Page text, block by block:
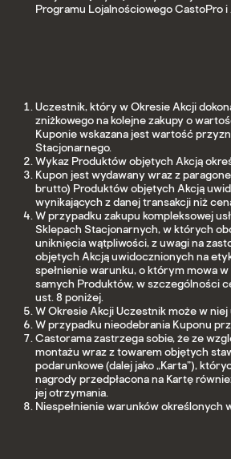
Programu Lojalnościowego CastoPro
Uczestnik, który w Okresie Akcji
zniżkowego na kolejne zakupy o
Kuponie wskazana jest wartość
Stacjonarnego.
Wykaz Produktów objętych Akcją
Kupon jest wydawany wraz z
brutto) Produktów objętych Akcją
wynikających z danej transakcji niż
W przypadku zakupu kompleksowej
Sklepach Stacjonarnych, w których
uniknięcia wątpliwości, z uwagi na
objętych Akcją uwidocznionych na
spełnienie warunku, o którym mowa
samych Produktów, w szczególności
ust. 8 poniżej.
W Okresie Akcji Uczestnik może w
W przypadku nieodebrania Kuponu
Castorama zastrzega sobie, że ze
montażu wraz z towarem objętych
podarunkowe (dalej jako „Karta”),
nagrody przedpłacona na Kartę
jej otrzymania.
Niespełnienie warunków określonych